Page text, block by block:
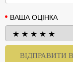
ВАША ОЦІНКА